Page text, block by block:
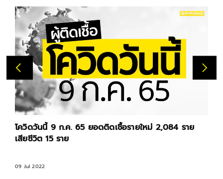
โควิดวันนี้ 9 ก.ค. 65 ยอดติดเชื้อรายใหม่ 2,084 ราย
เสียชีวิต 15 ราย
09 Jul 2022